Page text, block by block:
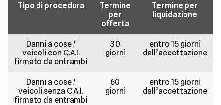
Tipo di procedura
Termine
per
offerta
Termine per
liquidazione
Danni a cose /
veicoli con C.A.I.
firmato da entrambi
30
giorni
entro 15 giorni
dall’accettazione
Danni a cose /
veicoli senza C.A.I.
firmato da entrambi
60
giorni
entro 15 giorni
dall’accettazione